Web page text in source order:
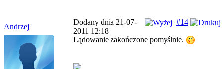
Andrzej
#14
Dodany dnia 21-07-
2011 12:18
Lądowanie zakończone pomyślnie.